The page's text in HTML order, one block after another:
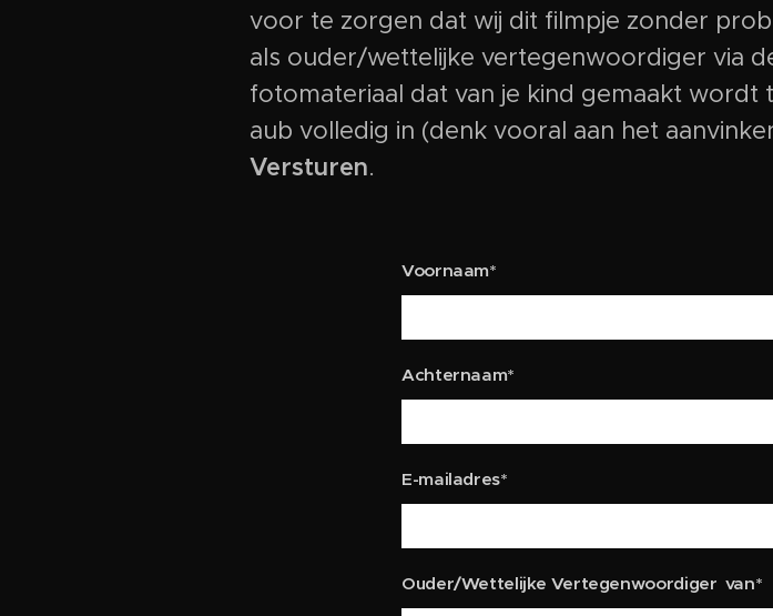
voor te zorgen dat wij dit filmpje zonder
als ouder/wettelijke vertegenwoordiger via
fotomateriaal dat van je kind gemaakt
aub volledig in (denk vooral aan het
Versturen.
Voornaam*
Achternaam*
E-mailadres*
Ouder/Wettelijke Vertegenwoordiger van*